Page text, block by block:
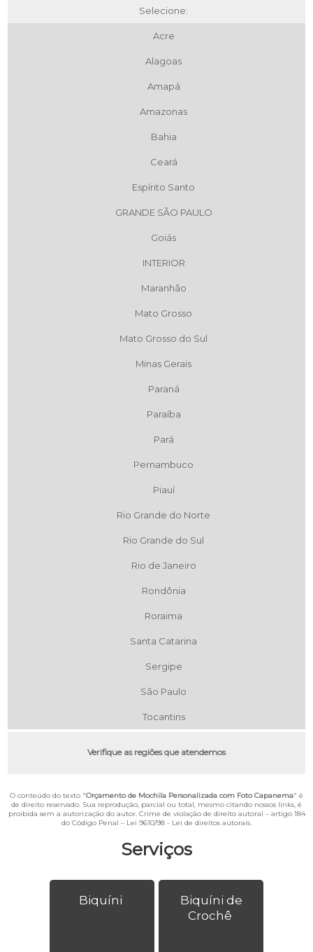
Serviços
Biquíni
Biquíni de
Crochê
Selecione:
Acre
Alagoas
Amapá
Amazonas
Bahia
Ceará
Espírito Santo
GRANDE SÃO PAULO
Goiás
INTERIOR
Maranhão
Mato Grosso
Mato Grosso do Sul
Minas Gerais
Paraná
Paraíba
Pará
Pernambuco
Piauí
Rio Grande do Norte
Rio Grande do Sul
Rio de Janeiro
Rondônia
Roraima
Santa Catarina
Sergipe
São Paulo
Tocantins
Verifique as regiões que atendemos
O conteúdo do texto "Orçamento de Mochila Personalizada com Foto Capanema" é
de direito reservado. Sua reprodução, parcial ou total, mesmo citando nossos links, é
proibida sem a autorização do autor. Crime de violação de direito autoral – artigo 184
do Código Penal – Lei 9610/98 - Lei de direitos autorais.